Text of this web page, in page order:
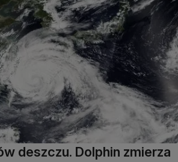
deszczu. Dolphin zmierza